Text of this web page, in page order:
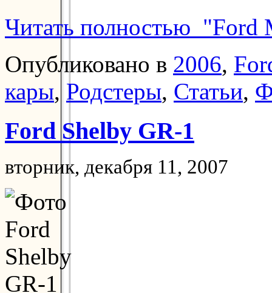
Читать полностью "Ford
Опубликовано в 2006,
кары, Родстеры, Статьи,
Ford Shelby GR-1
вторник, декабря 11, 2007